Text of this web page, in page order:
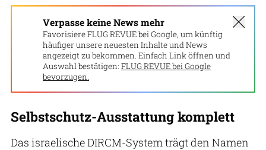
Verpasse keine News mehr
Favorisiere FLUG REVUE bei Google, um künftig
häufiger unsere neuesten Inhalte und News
angezeigt zu bekommen. Einfach Link öffnen und
Auswahl bestätigen: FLUG REVUE bei Google
bevorzugen.
Selbstschutz-Ausstattung komplett
Das israelische DIRCM-System trägt den Namen